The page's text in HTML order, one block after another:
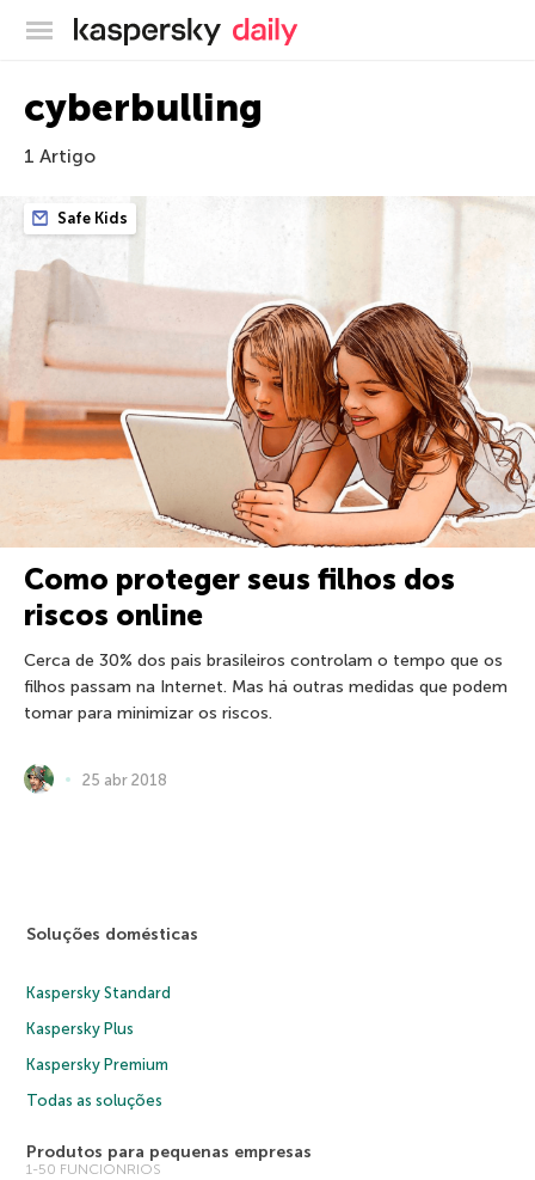
Blog oficial da Kaspersky
cyberbulling
1 Artigo
Safe Kids
Como proteger seus filhos dos
riscos online
Cerca de 30% dos pais brasileiros controlam o tempo que os
filhos passam na Internet. Mas há outras medidas que podem
tomar para minimizar os riscos.
25 abr 2018
Soluções domésticas
Kaspersky Standard
Kaspersky Plus
Kaspersky Premium
Todas as soluções
Produtos para pequenas empresas
1-50 FUNCIONRIOS